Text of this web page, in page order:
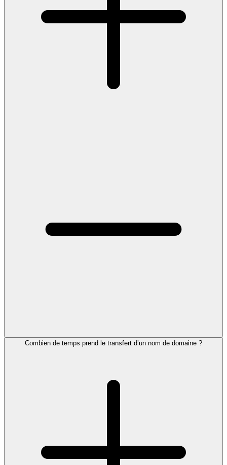
Combien de temps prend le transfert d’un nom de domaine ?